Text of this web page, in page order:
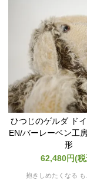
ひつじのゲルダ ド
EN/バーレーベン工
形
62,480円(税
抱きしめたくなる